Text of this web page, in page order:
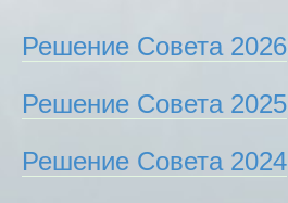
Решение Совета 2026
Решение Совета 2025
Решение Совета 2024